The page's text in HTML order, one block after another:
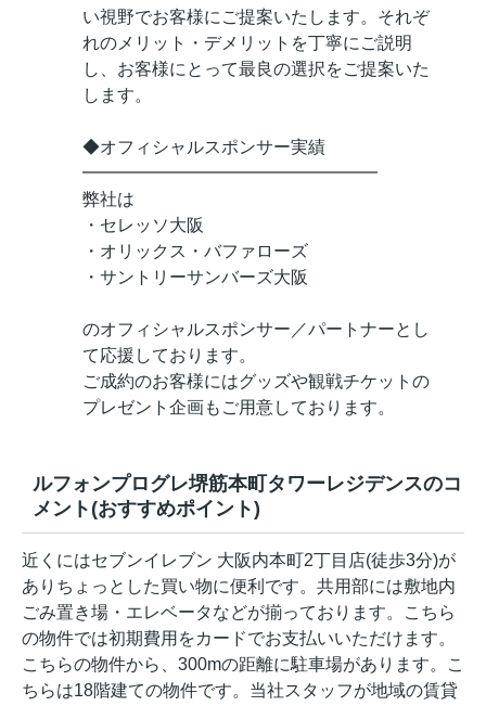
い視野でお客様にご提案いたします。それぞ
れのメリット・デメリットを丁寧にご説明
し、お客様にとって最良の選択をご提案いた
します。
◆オフィシャルスポンサー実績
━━━━━━━━━━━━━━━━━
弊社は
・セレッソ大阪
・オリックス・バファローズ
・サントリーサンバーズ大阪
のオフィシャルスポンサー／パートナーとし
て応援しております。
ご成約のお客様にはグッズや観戦チケットの
プレゼント企画もご用意しております。
ルフォンプログレ堺筋本町タワーレジデンスのコ
メント(おすすめポイント)
近くにはセブンイレブン 大阪内本町2丁目店(徒歩3分)が
ありちょっとした買い物に便利です。共用部には敷地内
ごみ置き場・エレベータなどが揃っております。こちら
の物件では初期費用をカードでお支払いいただけます。
こちらの物件から、300mの距離に駐車場があります。こ
ちらは18階建ての物件です。当社スタッフが地域の賃貸